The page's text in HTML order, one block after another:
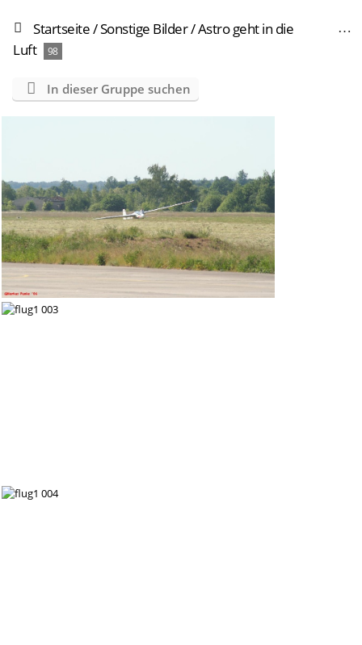
Startseite/Sonstige Bilder/Astro geht in die
Luft
98
In dieser Gruppe suchen